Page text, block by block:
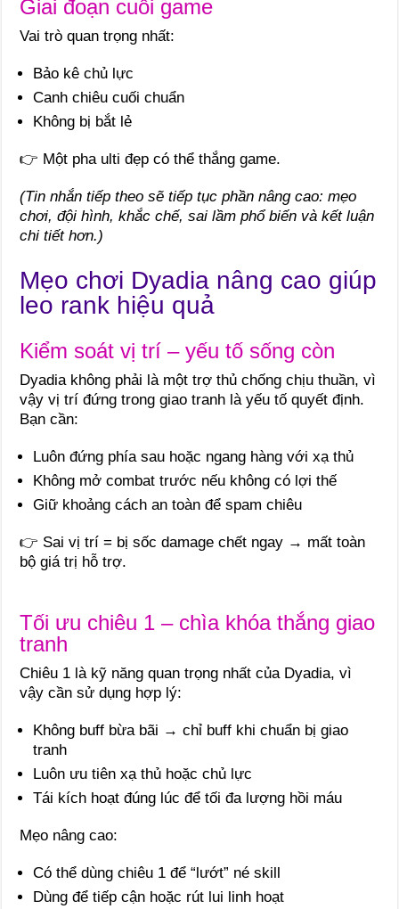
Giai đoạn cuối game
Vai trò quan trọng nhất:
Bảo kê chủ lực
Canh chiêu cuối chuẩn
Không bị bắt lẻ
👉 Một pha ulti đẹp có thể thắng game.
(Tin nhắn tiếp theo sẽ tiếp tục phần nâng cao: mẹo
chơi, đội hình, khắc chế, sai lầm phổ biến và kết luận
chi tiết hơn.)
Mẹo chơi Dyadia nâng cao giúp
leo rank hiệu quả
Kiểm soát vị trí – yếu tố sống còn
Dyadia không phải là một trợ thủ chống chịu thuần, vì
vậy vị trí đứng trong giao tranh là yếu tố quyết định.
Bạn cần:
Luôn đứng phía sau hoặc ngang hàng với xạ thủ
Không mở combat trước nếu không có lợi thế
Giữ khoảng cách an toàn để spam chiêu
👉 Sai vị trí = bị sốc damage chết ngay → mất toàn
bộ giá trị hỗ trợ.
Tối ưu chiêu 1 – chìa khóa thắng giao
tranh
Chiêu 1 là kỹ năng quan trọng nhất của Dyadia, vì
vậy cần sử dụng hợp lý:
Không buff bừa bãi → chỉ buff khi chuẩn bị giao
tranh
Luôn ưu tiên xạ thủ hoặc chủ lực
Tái kích hoạt đúng lúc để tối đa lượng hồi máu
Mẹo nâng cao:
Có thể dùng chiêu 1 để “lướt” né skill
Dùng để tiếp cận hoặc rút lui linh hoạt